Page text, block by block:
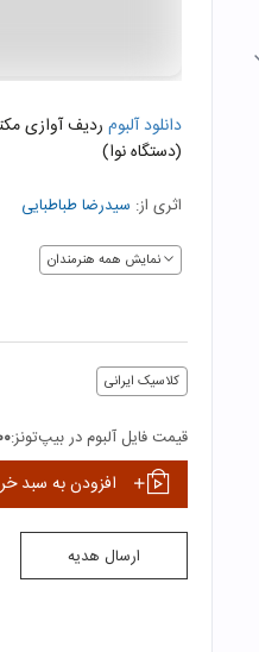
دانلود آلبوم ردیف آوازی
(دستگاه نوا)
اثری از: سیدرضا طباطبایی
نمایش همه هنرمندان
کلاسیک ایرانی
قیمت فایل آلبوم در بیپ‌تونز:
افزودن به سبد
ارسال هدیه